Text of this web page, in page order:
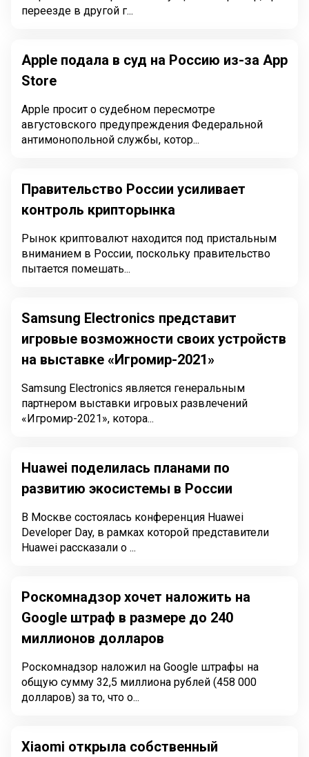
переезде в другой г...
Apple подала в суд на Россию из-за App
Store
Apple просит о судебном пересмотре
августовского предупреждения Федеральной
антимонопольной службы, котор...
Правительство России усиливает
контроль крипторынка
Рынок криптовалют находится под пристальным
вниманием в России, поскольку правительство
пытается помешать...
Samsung Electronics представит
игровые возможности своих устройств
на выставке «Игромир-2021»
Samsung Electronics является генеральным
партнером выставки игровых развлечений
«Игромир-2021», котора...
Huawei поделилась планами по
развитию экосистемы в России
В Москве состоялась конференция Huawei
Developer Day, в рамках которой представители
Huawei рассказали о ...
Роскомнадзор хочет наложить на
Google штраф в размере до 240
миллионов долларов
Роскомнадзор наложил на Google штрафы на
общую сумму 32,5 миллиона рублей (458 000
долларов) за то, что о...
Xiaomi открыла собственный